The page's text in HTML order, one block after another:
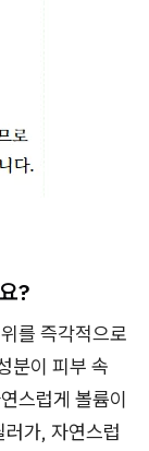
?
를 즉각적으로
분이 피부 속
스럽게 볼륨이
가, 자연스럽